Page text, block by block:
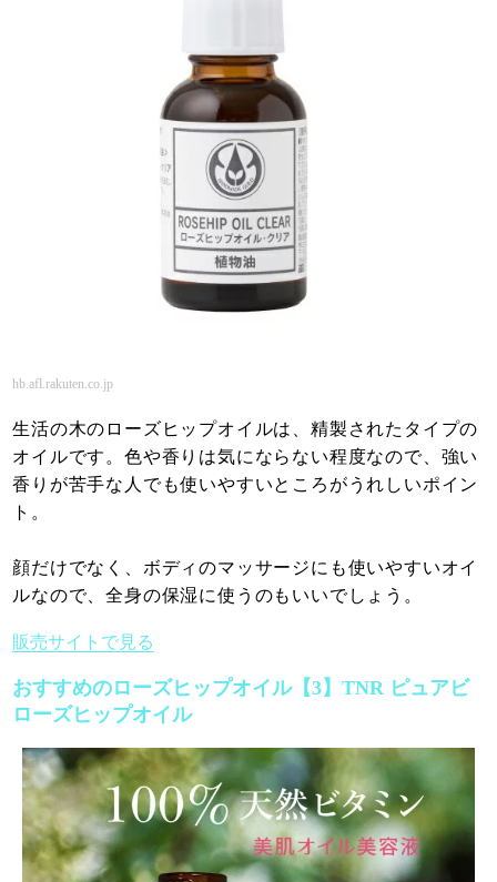
hb.afl.rakuten.co.jp
生活の木のローズヒップオイルは、精製されたタイプの
オイルです。色や香りは気にならない程度なので、強い
香りが苦手な人でも使いやすいところがうれしいポイン
ト。
顔だけでなく、ボディのマッサージにも使いやすいオイ
ルなので、全身の保湿に使うのもいいでしょう。
販売サイトで見る
おすすめのローズヒップオイル【3】TNR ピュアビ
ローズヒップオイル